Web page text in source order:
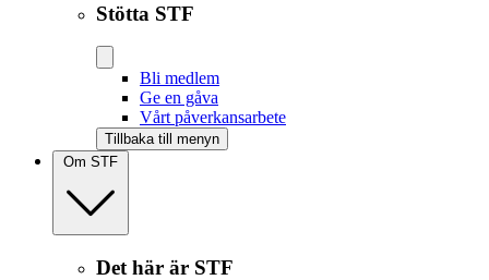
Stötta STF
Bli medlem
Ge en gåva
Vårt påverkansarbete
Tillbaka till menyn
Om STF
Det här är STF